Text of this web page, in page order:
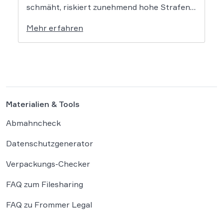
schmäht, riskiert zunehmend hohe Strafen.
einen Facebook-Nutzer eine empfindliche
Geldstrafe verhängt, weil dieser den
Mehr erfahren
Materialien & Tools
Abmahncheck
Datenschutzgenerator
Verpackungs-Checker
FAQ zum Filesharing
FAQ zu Frommer Legal